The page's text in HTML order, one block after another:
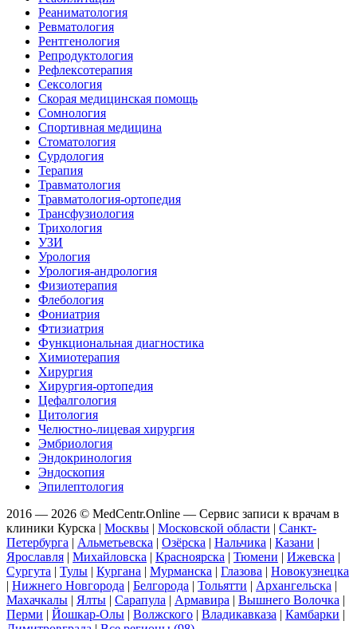
Реаниматология
Ревматология
Рентгенология
Репродуктология
Рефлексотерапия
Сексология
Скорая медицинская помощь
Сомнология
Спортивная медицина
Стоматология
Сурдология
Терапия
Травматология
Травматология-ортопедия
Трансфузиология
Трихология
УЗИ
Урология
Урология-андрология
Физиотерапия
Флебология
Фониатрия
Фтизиатрия
Функциональная диагностика
Химиотерапия
Хирургия
Хирургия-ортопедия
Цефалгология
Цитология
Челюстно-лицевая хирургия
Эмбриология
Эндокринология
Эндоскопия
Эпилептология
2016 — 2026 © MedCentr.Online — Сервис записи к врачам в
клиники Курска | Москвы | Московской области | Санкт-
Петербурга | Альметьевска | Озёрска | Нальчика | Казани |
Ярославля | Михайловска | Красноярска | Тюмени | Ижевска |
Сургута | Тулы | Кургана | Мурманска | Глазова | Новокузнецка
| Нижнего Новгорода | Белгорода | Тольятти | Архангельска |
Махачкалы | Ялты | Сарапула | Армавира | Вышнего Волочка |
Перми | Йошкар-Олы | Волжского | Владикавказа | Камбарки |